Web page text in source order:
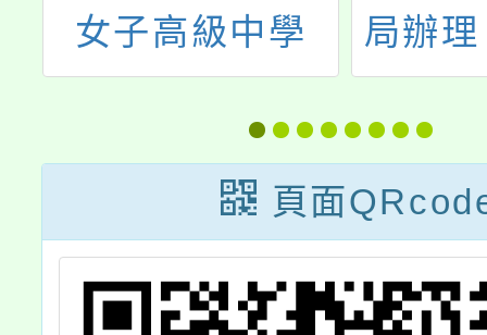
女子高級中學
114學年度高級
中等學校特色招
生職業類科甄選
入學招生訊息及
報名方式等相關
局辦
際城
遊」
頁面